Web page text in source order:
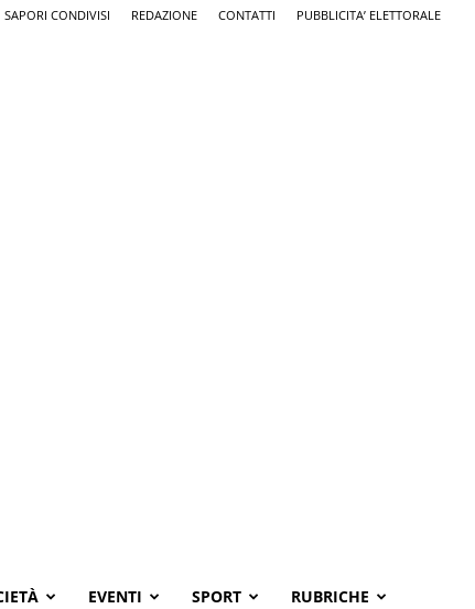
SAPORI CONDIVISI REDAZIONE CONTATTI PUBBLICITA’ ELETTORALE
EVENTI SPORT RUBRICHE